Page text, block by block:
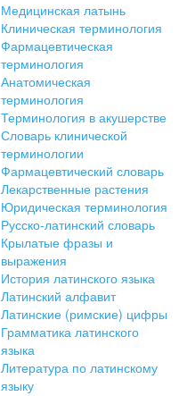
Медицинская латынь
Клиническая терминология
Фармацевтическая
терминология
Анатомическая
терминология
Терминология в акушерстве
Словарь клинической
терминологии
Фармацевтический словарь
Лекарственные растения
Юридическая терминология
Русско-латинский словарь
Крылатые фразы и
выражения
История латинского языка
Латинский алфавит
Латинские (римские) цифры
Грамматика латинского
языка
Литература по латинскому
языку